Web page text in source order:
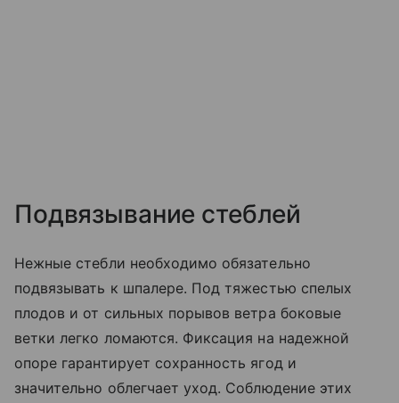
Подвязывание стеблей
Нежные стебли необходимо обязательно
подвязывать к шпалере. Под тяжестью спелых
плодов и от сильных порывов ветра боковые
ветки легко ломаются. Фиксация на надежной
опоре гарантирует сохранность ягод и
значительно облегчает уход. Соблюдение этих